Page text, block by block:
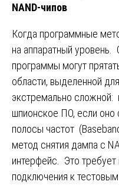
NAND-чипов
Когда программные
на аппаратный
программы могут
области, выделенной
экстремально сложной:
шпионское ПО, если оно
полосы частот
метод снятия дампа с
интерфейс. Это требует
подключения к